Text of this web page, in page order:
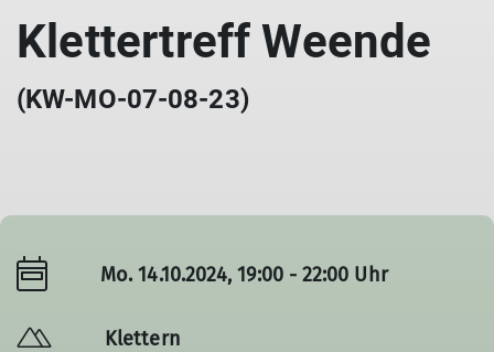
Klettertreff Weende
(KW-MO-07-08-23)
Mo. 14.10.2024, 19:00 - 22:00 Uhr
Klettern